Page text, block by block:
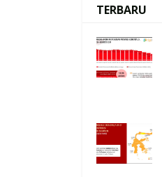
TERBARU